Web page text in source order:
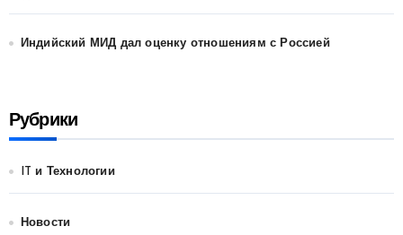
Индийский МИД дал оценку отношениям с Россией
Рубрики
IT и Технологии
Новости